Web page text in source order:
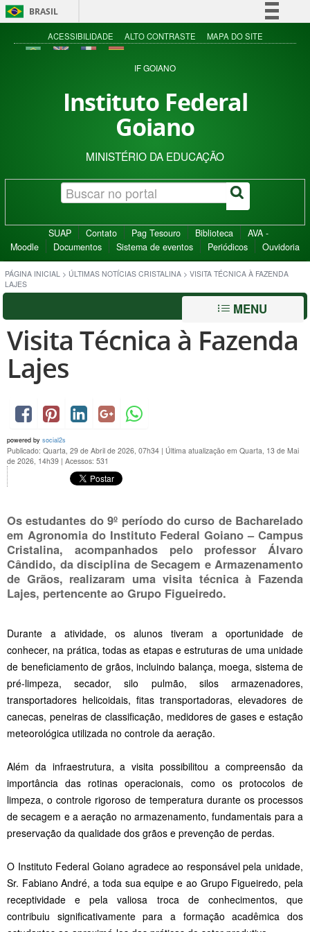
BRASIL
Simplifique!
Acesso à informação
ACESSIBILIDADE ALTO CONTRASTE MAPA DO SITE
IF GOIANO
Instituto Federal
Goiano
MINISTÉRIO DA EDUCAÇÃO
SUAP Contato Pag Tesouro Biblioteca
AVA -
Moodle
Documentos Sistema de eventos Periódicos Ouvidoria
PÁGINA INICIAL > ÚLTIMAS NOTÍCIAS CRISTALINA > VISITA TÉCNICA À FAZENDA
LAJES
MENU
Visita Técnica à Fazenda
Lajes
powered by social2s
Publicado: Quarta, 29 de Abril de 2026, 07h34 | Última atualização em Quarta, 13 de Mai
de 2026, 14h39 | Acessos: 531
Os estudantes do 9º período do curso de Bacharelado
em Agronomia do Instituto Federal Goiano – Campus
Cristalina, acompanhados pelo professor Álvaro
Cândido, da disciplina de Secagem e Armazenamento
de Grãos, realizaram uma visita técnica à Fazenda
Lajes, pertencente ao Grupo Figueiredo.
Durante a atividade, os alunos tiveram a oportunidade de
conhecer, na prática, todas as etapas e estruturas de uma unidade
de beneficiamento de grãos, incluindo balança, moega, sistema de
pré-limpeza, secador, silo pulmão, silos armazenadores,
transportadores helicoidais, fitas transportadoras, elevadores de
canecas, peneiras de classificação, medidores de gases e estação
meteorológica utilizada no controle da aeração.
Além da infraestrutura, a visita possibilitou a compreensão da
importância das rotinas operacionais, como os protocolos de
limpeza, o controle rigoroso de temperatura durante os processos
de secagem e a aeração no armazenamento, fundamentais para a
preservação da qualidade dos grãos e prevenção de perdas.
O Instituto Federal Goiano agradece ao responsável pela unidade,
Sr. Fabiano André, a toda sua equipe e ao Grupo Figueiredo, pela
receptividade e pela valiosa troca de conhecimentos, que
contribuiu significativamente para a formação acadêmica dos